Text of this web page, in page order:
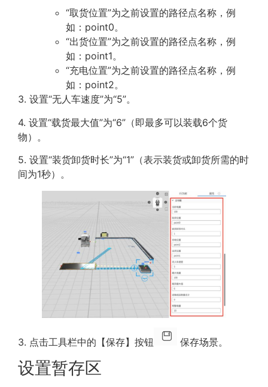
“取货位置”为之前设置的路径点名称，例
如：point0。
“出货位置”为之前设置的路径点名称，例
如：point1。
“充电位置”为之前设置的路径点名称，例
如：point2。
3. 设置“无人车速度”为“5”。
4. 设置“载货最大值”为“6”（即最多可以装载6个货
物）。
5. 设置“装货卸货时长”为“1”（表示装货或卸货所需的时
间为1秒）。
3. 点击工具栏中的【保存】按钮 保存场景。
设置暂存区